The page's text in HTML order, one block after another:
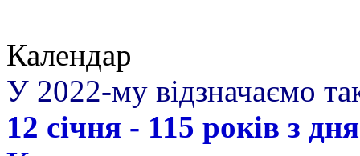
Календар
У 2022-му відзначаємо
12 січня - 115 років з